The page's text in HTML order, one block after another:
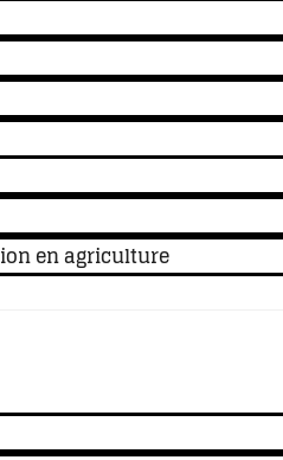
en agriculture